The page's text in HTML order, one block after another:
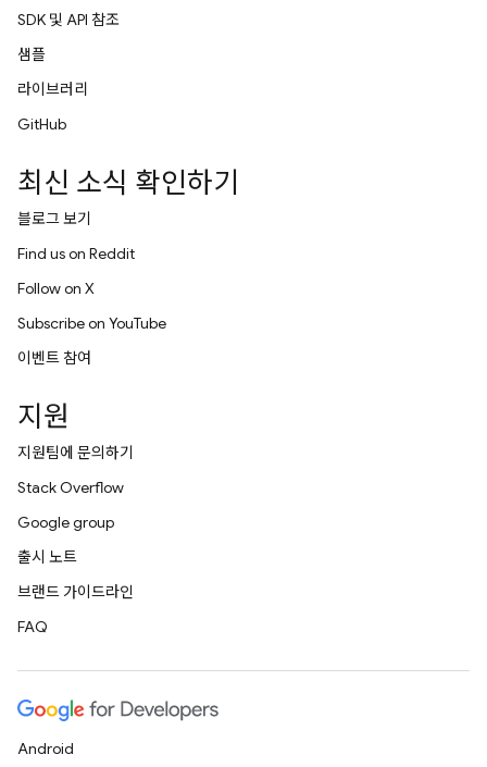
SDK 및 API 참조
샘플
라이브러리
GitHub
최신 소식 확인하기
블로그 보기
Find us on Reddit
Follow on X
Subscribe on YouTube
이벤트 참여
지원
지원팀에 문의하기
Stack Overflow
Google group
출시 노트
브랜드 가이드라인
FAQ
Android